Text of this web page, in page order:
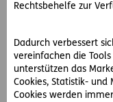
Rechtsbehelfe zur
Dadurch verbessert
vereinfachen die
unterstützen das
Cookies, Statistik- und
Cookies werden
Anwalts- und
entstanden. Zum
auch bei einer